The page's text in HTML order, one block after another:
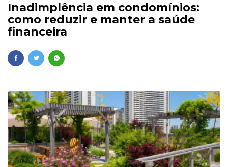
Inadimplência em condomínios:
como reduzir e manter a saúde
financeira